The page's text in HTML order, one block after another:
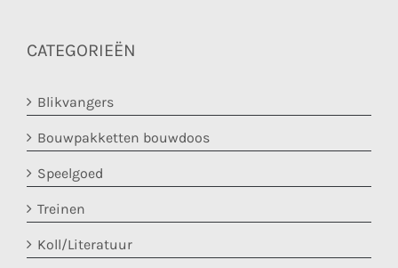
CATEGORIEËN
Blikvangers
Bouwpakketten bouwdoos
Speelgoed
Treinen
Koll/Literatuur